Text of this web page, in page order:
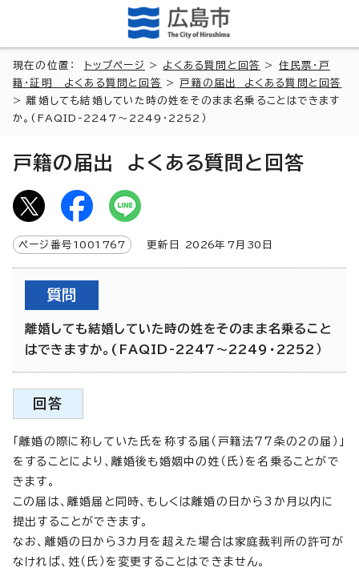
現在の位置： トップページ > よくある質問と回答 > 住民票・戸
籍・証明 よくある質問と回答
>戸籍の届出 よくある質問と回答
> 離婚しても結婚していた時の姓をそのまま名乗ることはできます
か。(FAQID-2247～2249・2252）
戸籍の届出 よくある質問と回答
ページ番号 1001767 更新日 2026年7月 30 日
質問
離婚しても結婚していた時の姓をそのまま名乗ること
はできますか。(FAQID-2247～2249・2252）
回答
「離婚の際に称していた氏を称する届（戸籍法77条の2の届）」
をすることにより、離婚後も婚姻中の姓（氏）を名乗ることがで
きます。
この届は、離婚届と同時、もしくは離婚の日から3か月以内に
提出することができます。
なお、離婚の日から3カ月を超えた場合は家庭裁判所の許可が
なければ、姓（氏）を変更することはできません。